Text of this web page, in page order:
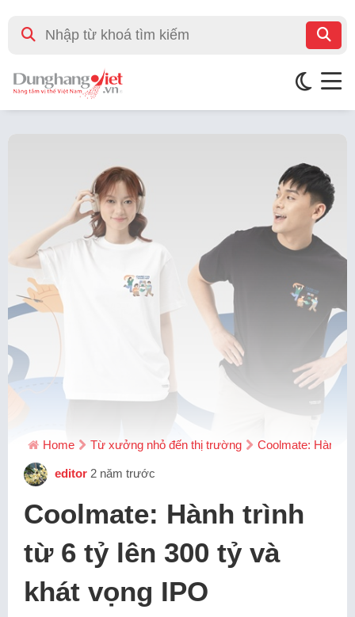
Home Từ xưởng nhỏ đến thị trường Coolmate: Hành
editor 2 năm trước
Coolmate: Hành trình
từ 6 tỷ lên 300 tỷ và
khát vọng IPO